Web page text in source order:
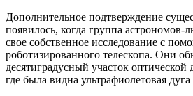
Дополнительное подтверждение
появилось, когда группа астрономов-
свое собственное исследование с
роботизированного телескопа. Они
десятиградусный участок оптической
где была видна ультрафиолетовая